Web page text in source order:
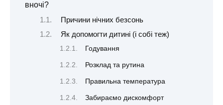
вночі?
Причини нічних безсонь
Як допомогти дитині (і собі теж)
Годування
Розклад та рутина
Правильна температура
Забираємо дискомфорт